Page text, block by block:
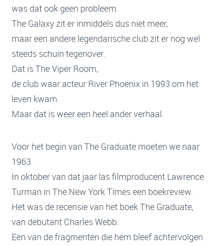
was dat ook geen probleem.
The Galaxy zit er inmiddels dus niet meer,
maar een andere legendarische club zit er nog wel
steeds schuin tegenover.
Dat is The Viper Room,
de club waar acteur River Phoenix in 1993 om het
leven kwam.
Maar dat is weer een heel ander verhaal.
Voor het begin van The Graduate moeten we naar
1963.
In oktober van dat jaar las filmproducent Lawrence
Turman in The New York Times een boekreview.
Het was de recensie van het boek The Graduate,
van debutant Charles Webb.
Een van de fragmenten die hem bleef achtervolgen